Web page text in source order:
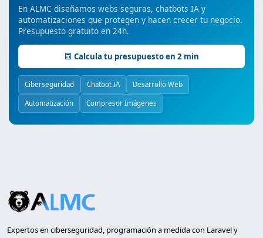
En ALMC diseñamos webs seguras, chatbots IA y
automatizaciones que protegen y hacen crecer tu negocio.
Presupuesto gratuito en 24h.
Calcula tu presupuesto en 2 min
Ciberseguridad Chatbot IA Desarrollo Web
Automatización Compresor Imágenes
Expertos en ciberseguridad, programación a medida con Laravel y